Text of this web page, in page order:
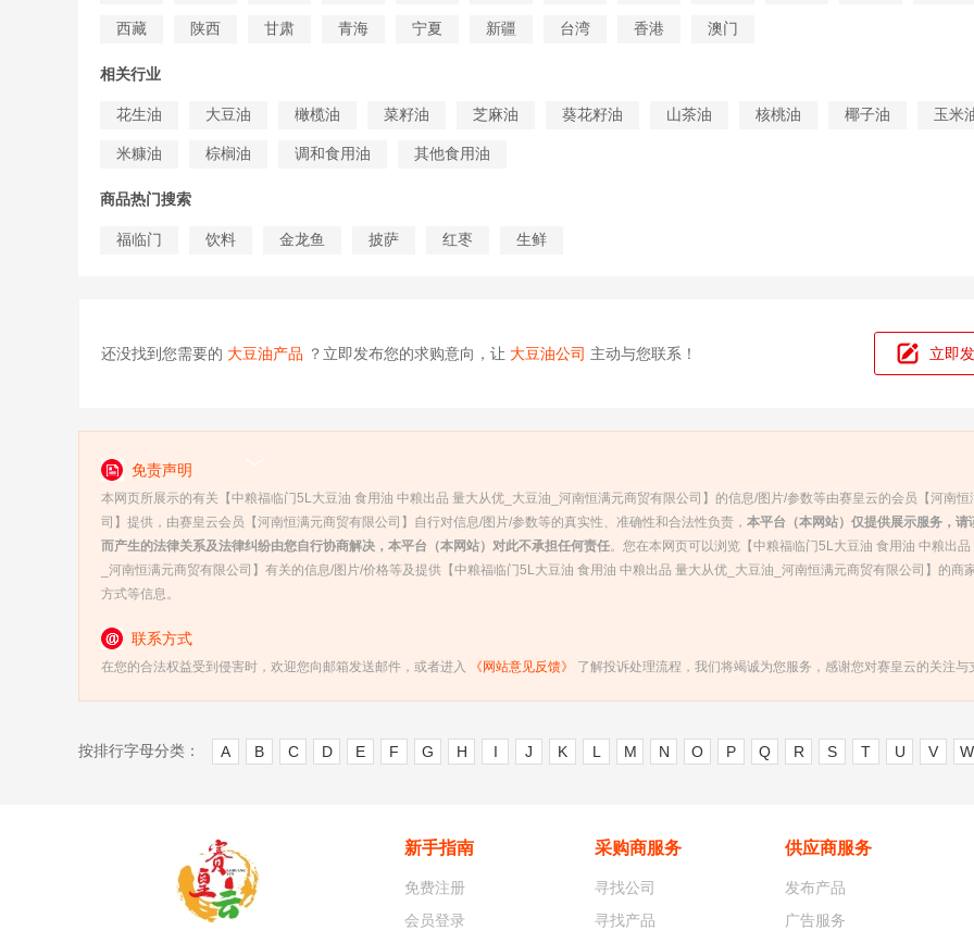
西藏 陕西 甘肃 青海 宁夏 新疆 台湾 香港 澳门
相关行业
花生油 大豆油 橄榄油 菜籽油 芝麻油 葵花籽油 山茶油 核桃油 椰子油 玉米
米糠油 棕榈油 调和食用油 其他食用油
商品热门搜索
福临门 饮料 金龙鱼 披萨 红枣 生鲜
还没找到您需要的 大豆油产品 ？立即发布您的求购意向，让 大豆油公司 主动与您联系！ 立即
免责声明
本网页所展示的有关【中粮福临门5L大豆油 食用油 中粮出品 量大从优_大豆油_河南恒满元商贸有限公司】的信息/图片/参数等由赛皇云的会员【河南恒
司】提供，由赛皇云会员【河南恒满元商贸有限公司】自行对信息/图片/参数等的真实性、准确性和合法性负责， 本平台（本网站）仅提供展示服务，请
而产生的法律关系及法律纠纷由您自行协商解决，本平台（本网站）对此不承担任何责任 。您在本网页可以浏览【中粮福临门5L大豆油 食用油 中粮出
_河南恒满元商贸有限公司】有关的信息/图片/价格等及提供【中粮福临门5L大豆油 食用油 中粮出品 量大从优_大豆油_河南恒满元商贸有限公司】的商
方式等信息。
联系方式
在您的合法权益受到侵害时，欢迎您向邮箱发送邮件，或者进入 《网站意见反馈》 了解投诉处理流程，我们将竭诚为您服务，感谢您对赛皇云的关注与
按排行字母分类： A B C D E F G H I J K L M N O P Q R S T U V W
新手指南
免费注册
会员登录
采购商服务
寻找公司
寻找产品
供应商服务
发布产品
广告服务